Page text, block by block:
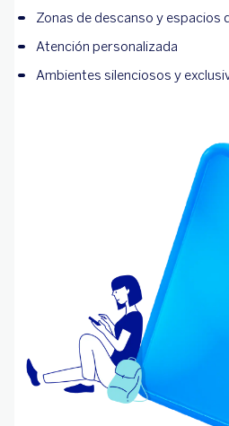
Zonas de descanso y espacios
Atención personalizada
Ambientes silenciosos y